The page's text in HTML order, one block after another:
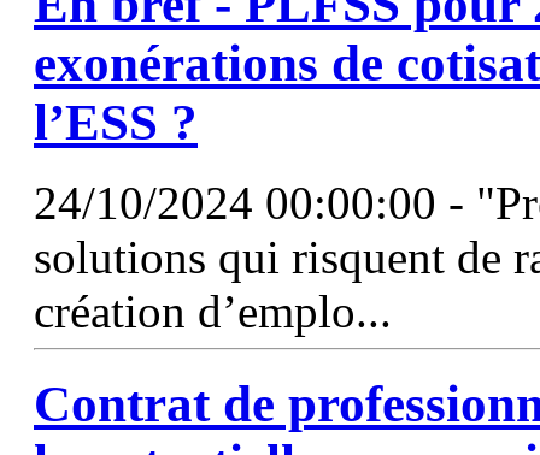
exonérations de
l’ESS ?
24/10/2024 00:00:00 -
solutions qui risquent de
création d’emplo...
Contrat de